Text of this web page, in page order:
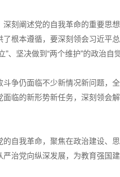
阐述党的自我革命的重要思
根本遵循，要深刻领会习近平
、坚决做到“两个维护”的政治自
仍面临不少新情况新问题，
临的新形势新任务，深刻领会
我革命，聚焦在政治建设、思
治党向纵深发展，为教育强国建